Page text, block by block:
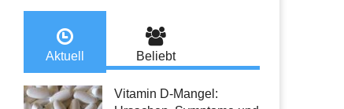
Aktuell Beliebt
Vitamin D-Mangel: